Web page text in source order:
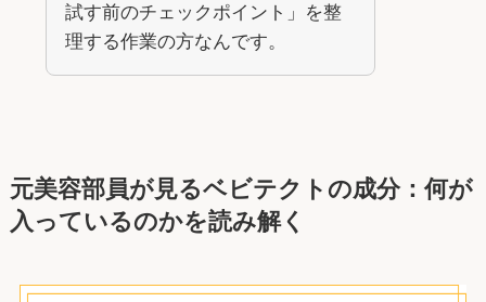
試す前のチェックポイント」を整
理する作業の方なんです。
元美容部員が見るベビテクトの成分：何が
入っているのかを読み解く